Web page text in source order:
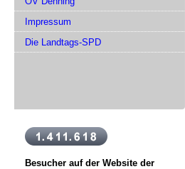
Impressum
Die Landtags-SPD
Besucher auf der Website der